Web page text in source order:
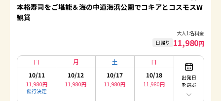
本格寿司をご堪能＆海の中道海浜公園でコキアとコスモスW
観賞
大人1名料金
日帰り 11,980円
日
10/11
11,980円
催行決定
月
10/12
11,980円
土
10/17
11,980円
日
10/18
11,980円
出発日
を選ぶ